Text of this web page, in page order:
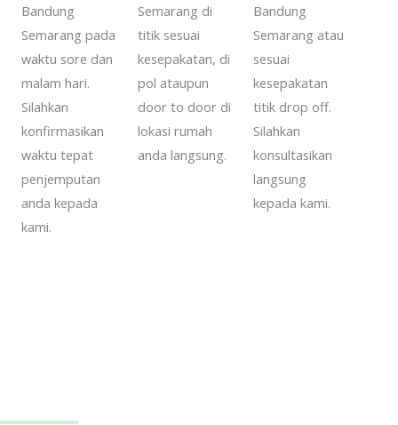
Bandung
Semarang pada
waktu sore dan
malam hari.
Silahkan
konfirmasikan
waktu tepat
penjemputan
anda kepada
kami.
Semarang di
titik sesuai
kesepakatan, di
pol ataupun
door to door di
lokasi rumah
anda langsung.
Bandung
Semarang atau
sesuai
kesepakatan
titik drop off.
Silahkan
konsultasikan
langsung
kepada kami.